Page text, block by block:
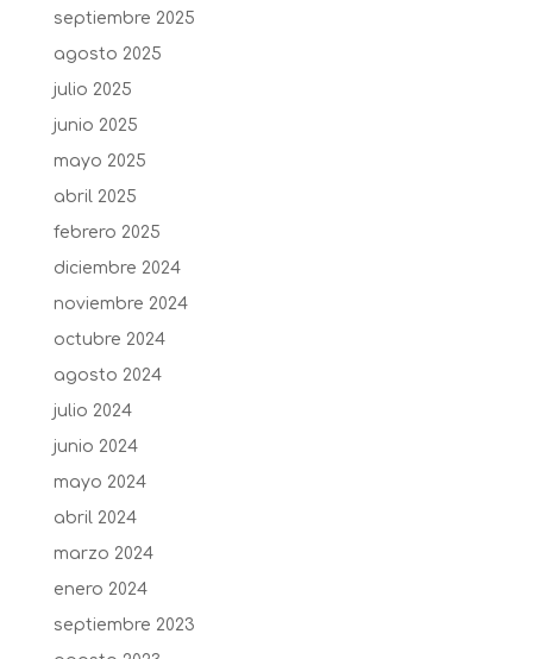
septiembre 2025
agosto 2025
julio 2025
junio 2025
mayo 2025
abril 2025
febrero 2025
diciembre 2024
noviembre 2024
octubre 2024
agosto 2024
julio 2024
junio 2024
mayo 2024
abril 2024
marzo 2024
enero 2024
septiembre 2023